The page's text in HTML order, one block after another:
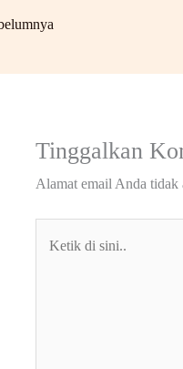
Tinggalkan
Alamat email Anda